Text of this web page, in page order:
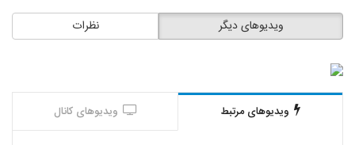
نظرات ویدیوهای دیگر
ویدیوهای مرتبط ویدیوهای کانال